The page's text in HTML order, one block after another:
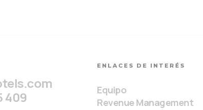
409
ENLACES DE INTERÉS
Equipo
Revenue Management